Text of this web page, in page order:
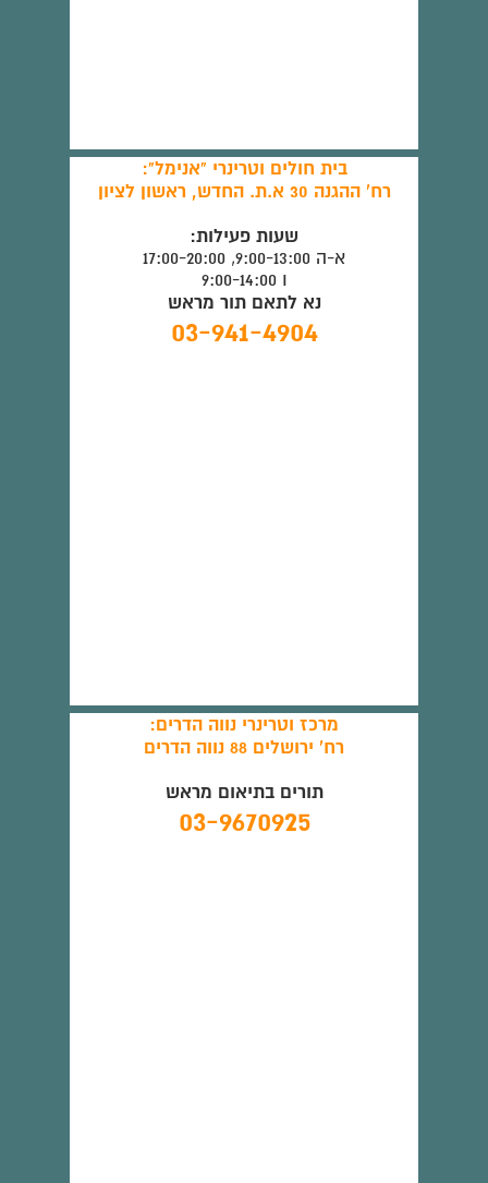
בית חולים וטרינרי "אנימל":
רח' ההגנה 30 א.ת. החדש, ראשון לציון
שעות פעילות:
א-ה 9:00-13:00, 17:00-20:00
ו 9:00-14:00
נא לתאם תור מראש
03-941-4904
מרכז וטרינרי נווה הדרים:
רח' ירושלים 88 נווה הדרים
תורים בתיאום מראש
03-9670925